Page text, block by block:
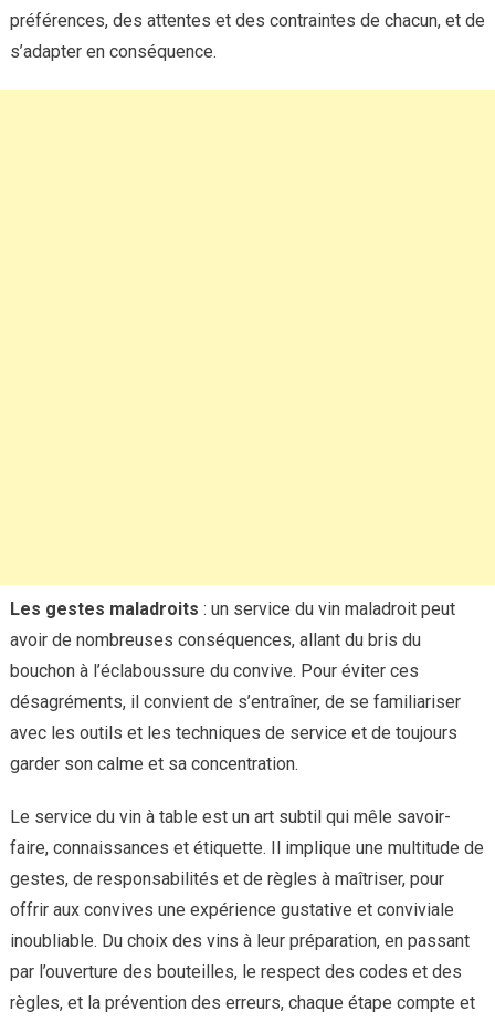
préférences, des attentes et des contraintes de chacun, et de
s’adapter en conséquence.
Les gestes maladroits : un service du vin maladroit peut
avoir de nombreuses conséquences, allant du bris du
bouchon à l’éclaboussure du convive. Pour éviter ces
désagréments, il convient de s’entraîner, de se familiariser
avec les outils et les techniques de service et de toujours
garder son calme et sa concentration.
Le service du vin à table est un art subtil qui mêle savoir-
faire, connaissances et étiquette. Il implique une multitude de
gestes, de responsabilités et de règles à maîtriser, pour
offrir aux convives une expérience gustative et conviviale
inoubliable. Du choix des vins à leur préparation, en passant
par l’ouverture des bouteilles, le respect des codes et des
règles, et la prévention des erreurs, chaque étape compte et